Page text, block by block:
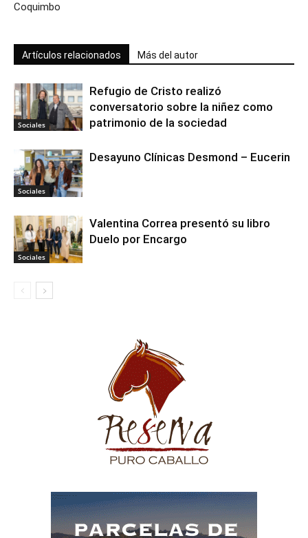
Coquimbo
Artículos relacionados Más del autor
Sociales
Refugio de Cristo realizó
conversatorio sobre la niñez como
patrimonio de la sociedad
Sociales
Desayuno Clínicas Desmond – Eucerin
Sociales
Valentina Correa presentó su libro
Duelo por Encargo